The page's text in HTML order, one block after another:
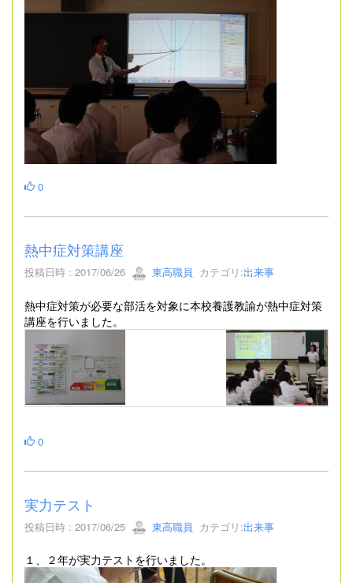
0
熱中症対策講座
投稿日時 : 2017/06/26 東高職員 カテゴリ:出来事
熱中症対策が必要な部活を対象に本校養護教諭が熱中症対策
講座を行いました。
0
実力テスト
投稿日時 : 2017/06/25 東高職員 カテゴリ:出来事
１、２年が実力テストを行いました。